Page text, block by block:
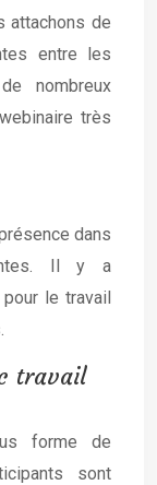
attachons de
entre les
nombreux
très
dans
Il y a
le travail
travail
forme de
sont